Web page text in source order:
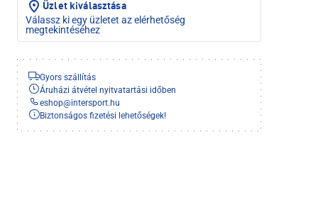
Üzlet kiválasztása
Válassz ki egy üzletet az elérhetőség
megtekintéséhez
Gyors szállítás
Áruházi átvétel nyitvatartási időben
eshop@intersport.hu
Biztonságos fizetési lehetőségek!